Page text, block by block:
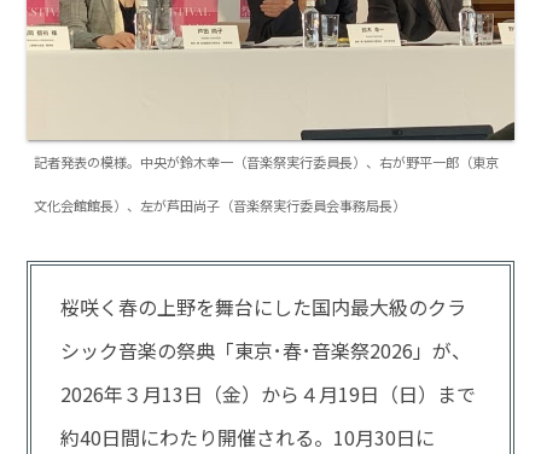
記者発表の模様。中央が鈴木幸一（音楽祭実行委員長）、右が野平一郎（東京
文化会館館長）、左が芦田尚子（音楽祭実行委員会事務局長）
桜咲く春の上野を舞台にした国内最大級のクラ
シック音楽の祭典「東京･春･音楽祭2026」が、
2026年３月13日（金）から４月19日（日）まで
約40日間にわたり開催される。10月30日に